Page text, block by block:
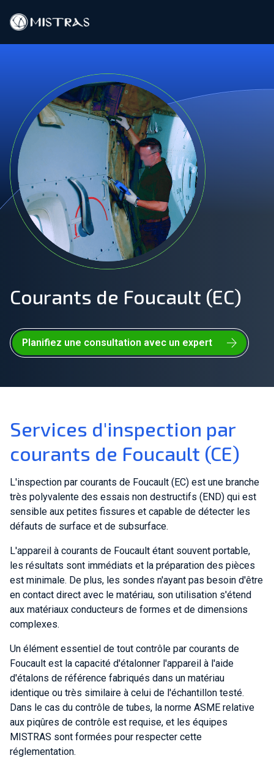
Services sur le terrain
Services en laboratoire
Produits
Industries
Ressources
Contact
Rejoignez notre équipe
À propos de nous
FR
Mondial
Courants de Foucault (EC)
Planifiez une consultation avec un expert
Services d'inspection par
courants de Foucault (CE)
L'inspection par courants de Foucault (EC) est une branche
très polyvalente des essais non destructifs (END) qui est
sensible aux petites fissures et capable de détecter les
défauts de surface et de subsurface.
L'appareil à courants de Foucault étant souvent portable,
les résultats sont immédiats et la préparation des pièces
est minimale. De plus, les sondes n'ayant pas besoin d'être
en contact direct avec le matériau, son utilisation s'étend
aux matériaux conducteurs de formes et de dimensions
complexes.
Un élément essentiel de tout contrôle par courants de
Foucault est la capacité d'étalonner l'appareil à l'aide
d'étalons de référence fabriqués dans un matériau
identique ou très similaire à celui de l'échantillon testé.
Dans le cas du contrôle de tubes, la norme ASME relative
aux piqûres de contrôle est requise, et les équipes
MISTRAS sont formées pour respecter cette
réglementation.